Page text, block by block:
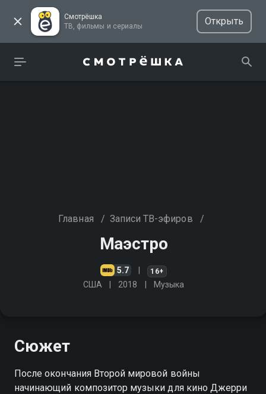
Смотрёшка
ТВ, фильмы и сериалы
Открыть
Главная / Записи ТВ-эфиров /
Маэстро
5.7 16+
США 2018 Музыка
Сюжет
После окончания Второй мировой войны
начинающий композитор музыки для кино Джерри